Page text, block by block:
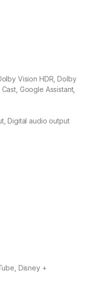
Vision HDR, Dolby
Google Assistant,
Digital audio output
Disney +